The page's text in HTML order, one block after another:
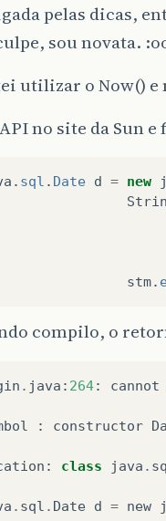
pelas dicas,
sou novata.
utilizar o Now()
no site da Sun
. sql . Date d = new
stm.
compilo, o
. java : 264: cannot
: constructor
: class java .
. sql . Date d = new